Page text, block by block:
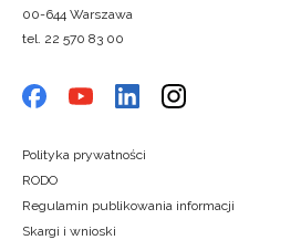
00-644 Warszawa
tel. 22 570 83 00
Polityka prywatności
RODO
Regulamin publikowania informacji
Skargi i wnioski